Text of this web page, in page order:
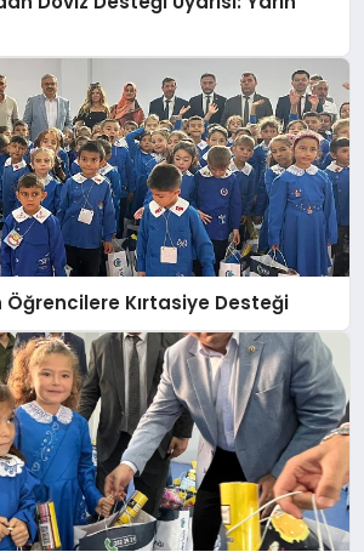
Öğrencilere Kırtasiye Desteği